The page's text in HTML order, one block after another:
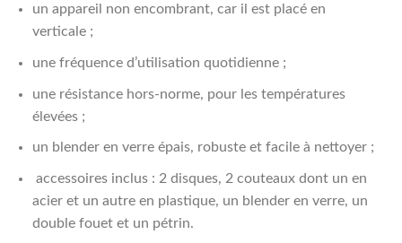
un appareil non encombrant, car il est placé en
verticale ;
une fréquence d’utilisation quotidienne ;
une résistance hors-norme, pour les températures
élevées ;
un blender en verre épais, robuste et facile à nettoyer ;
accessoires inclus : 2 disques, 2 couteaux dont un en
acier et un autre en plastique, un blender en verre, un
double fouet et un pétrin.